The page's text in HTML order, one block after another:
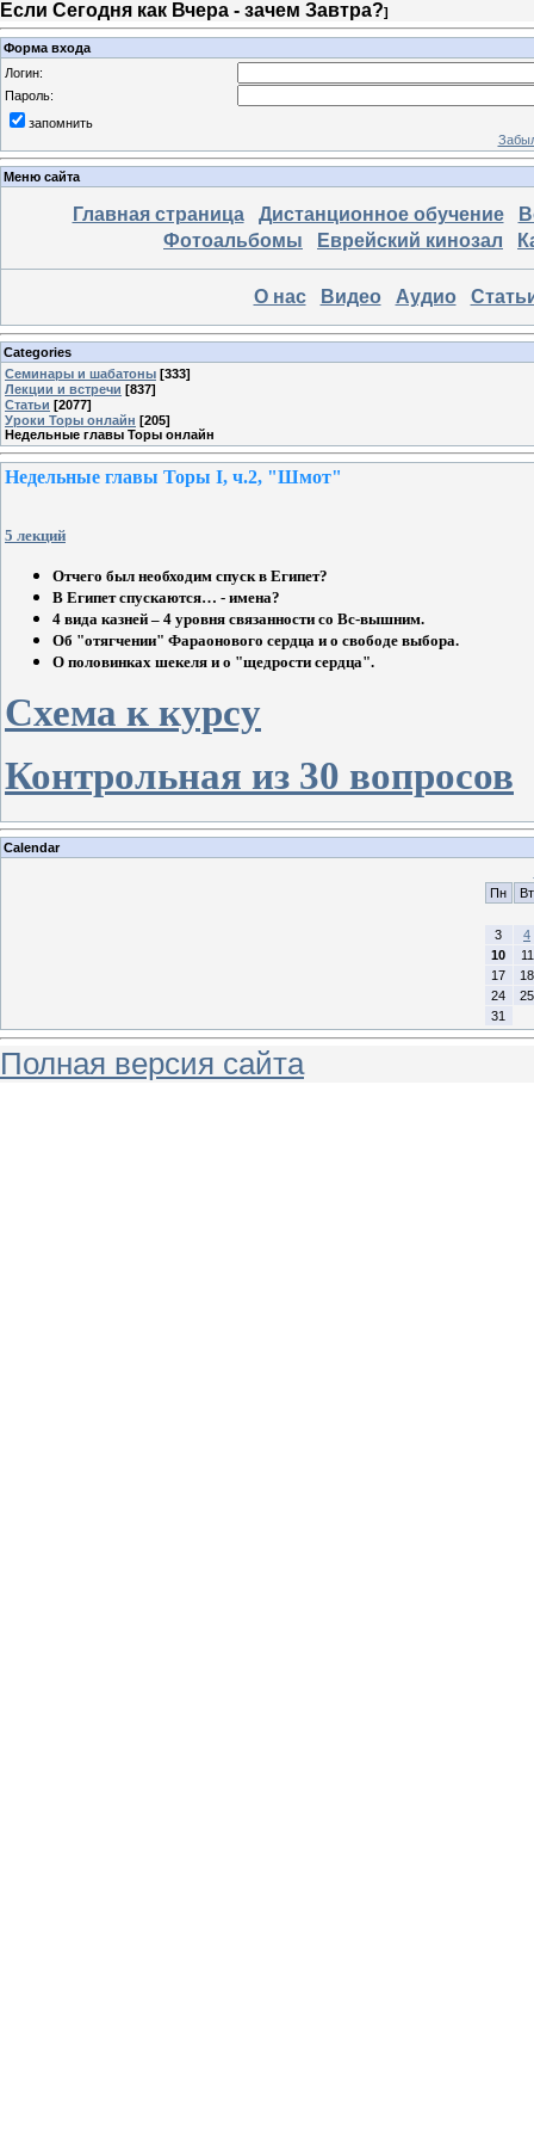
Если Сегодня как Вчера - зачем Завтра?]
Форма входа
Логин:
Пароль:
запомнить
Меню сайта
Главная страница Дистанционное обучение
Фотоальбомы
Еврейский кинозал
О нас Видео Аудио
Categories
Семинары и шабатоны [333]
Лекции и встречи [837]
Статьи [2077]
Уроки Торы онлайн [205]
Недельные главы Торы онлайн
Недельные главы Торы I, ч.2, "Шмот"
5 лекций
Отчего был необходим спуск в Египет?
В Египет спускаются… - имена?
4 вида казней – 4 уровня связанности со Вс-вышним.
Об "отягчении" Фараонового сердца и о свободе выбора.
О половинках шекеля и о "щедрости сердца".
Схема к курсу
Контрольная из 30 вопросов
Calendar
Пн
Вт
3
4
10
11
17
18
24
25
31
Полная версия сайта